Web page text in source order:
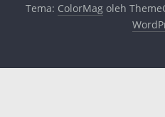
Tema: ColorMagoleh